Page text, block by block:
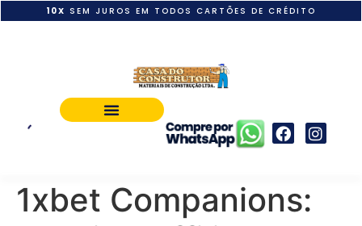
10X SEM JUROS EM TODOS CARTÕES DE CRÉDITO
1xbet Companions: